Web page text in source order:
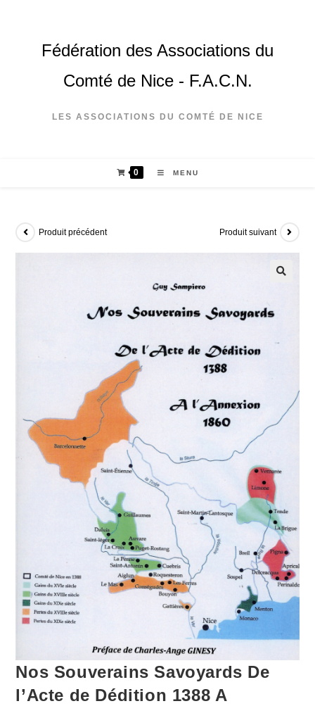
Fédération des Associations du
Comté de Nice - F.A.C.N.
LES ASSOCIATIONS DU COMTÉ DE NICE
0 MENU
Produit précédent Produit suivant
Nos Souverains Savoyards De
l’Acte de Dédition 1388 A